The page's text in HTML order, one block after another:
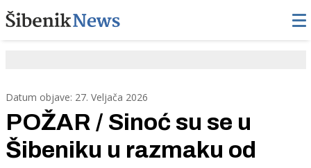
Datum objave: 27. Veljača 2026
POŽAR / Sinoć su se u
Šibeniku u razmaku od